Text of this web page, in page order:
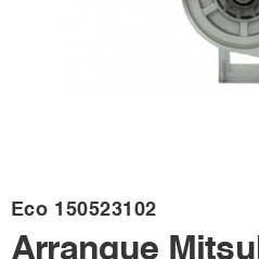
Eco 150523102
Arranque